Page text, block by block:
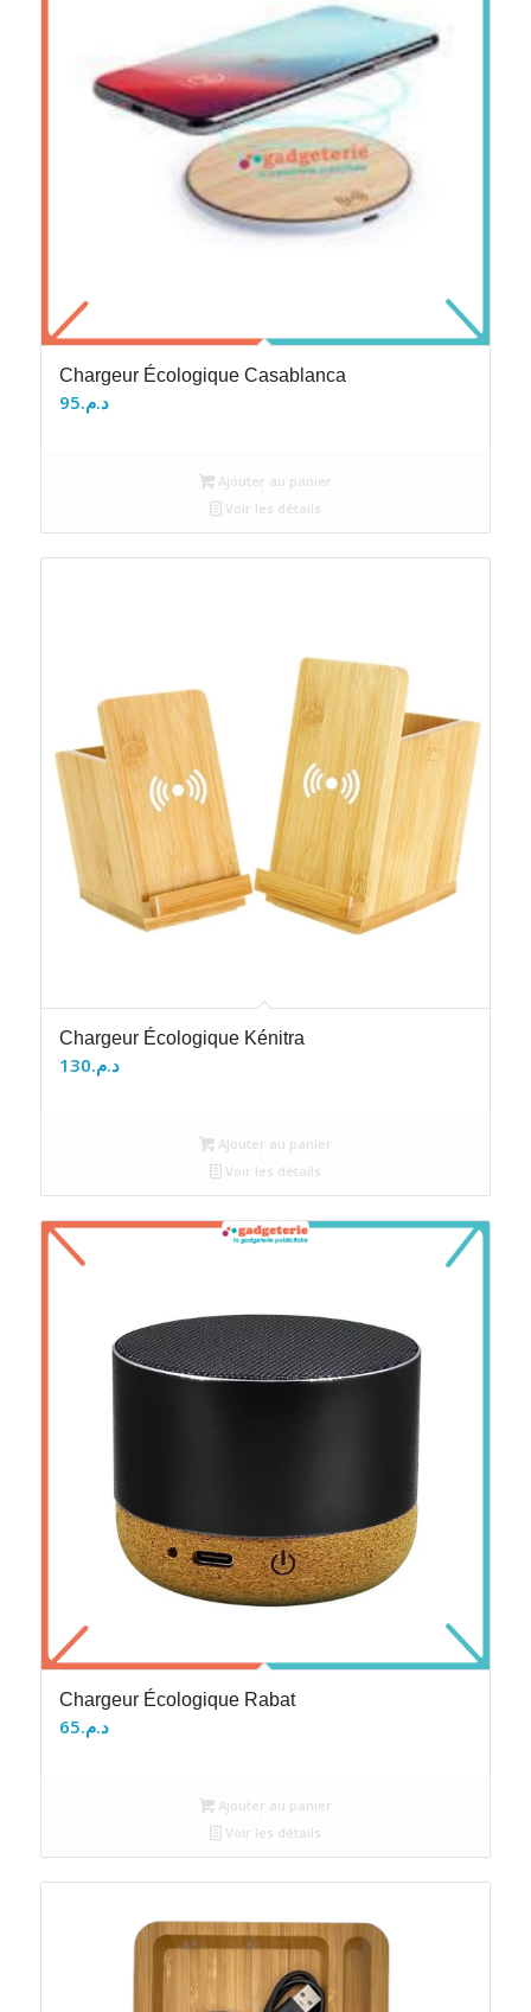
Chargeur Écologique Casablanca
د.م.95
Ajouter au panier
Voir les détails
Chargeur Écologique Kénitra
د.م.130
Ajouter au panier
Voir les détails
Chargeur Écologique Rabat
د.م.65
Ajouter au panier
Voir les détails